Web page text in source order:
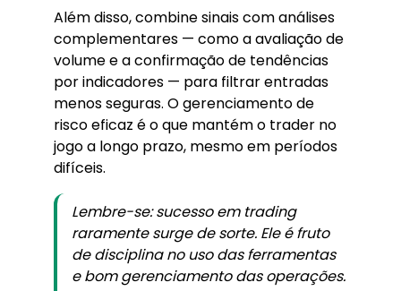
Além disso, combine sinais com análises
complementares — como a avaliação de
volume e a confirmação de tendências
por indicadores — para filtrar entradas
menos seguras. O gerenciamento de
risco eficaz é o que mantém o trader no
jogo a longo prazo, mesmo em períodos
difíceis.
Lembre-se: sucesso em trading
raramente surge de sorte. Ele é fruto
de disciplina no uso das ferramentas
e bom gerenciamento das operações.